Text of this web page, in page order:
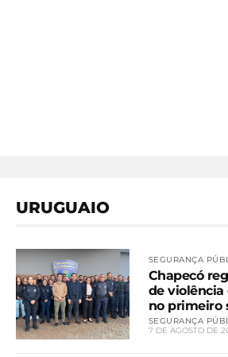
URUGUAIO
SEGURANÇA
Chapecó
de
no primeiro
SEGURANÇA
7 DE AGOSTO DE